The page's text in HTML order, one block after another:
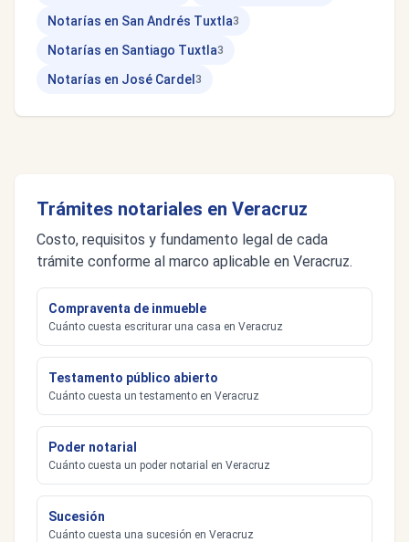
Notarías en San Andrés Tuxtla3
Notarías en Santiago Tuxtla3
Notarías en José Cardel 3
Trámites notariales en Veracruz
Costo, requisitos y fundamento legal de cada
trámite conforme al marco aplicable en Veracruz.
Compraventa de inmueble
Cuánto cuesta escriturar una casa en Veracruz
Testamento público abierto
Cuánto cuesta un testamento en Veracruz
Poder notarial
Cuánto cuesta un poder notarial en Veracruz
Sucesión
Cuánto cuesta una sucesión en Veracruz